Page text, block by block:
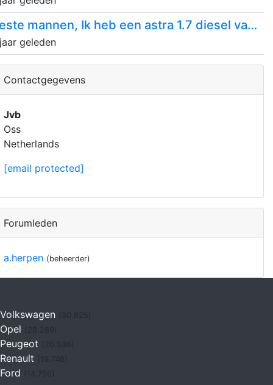
beste mannen, Ik heb een astra 1.7 diesel van 2005 die het volgende heeft. na...
geleden
Contactgegevens
Jvb
Oss
Netherlands
[email protected]
Forumleden
a.herpen (beheerder)
Volkswagen (30.625)
Opel
Peugeot (20.536)
Renault (19.746)
Ford (14.756)